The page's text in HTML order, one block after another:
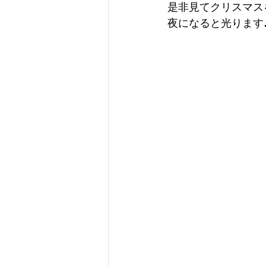
是非見てクリスマ
夜になると光ります